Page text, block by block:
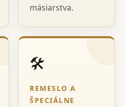
mäsiarstva.
🛠️
REMESLO A
ŠPECIÁLNE